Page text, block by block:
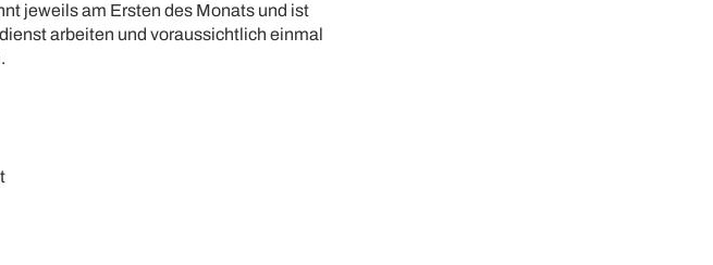
jeweils am Ersten des Monats und ist
arbeiten und voraussichtlich einmal